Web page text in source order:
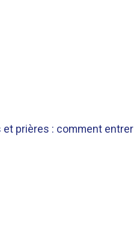
et prières : comment entrer